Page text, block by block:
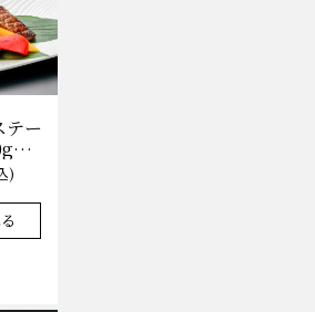
テー
入
蔵
)
8件